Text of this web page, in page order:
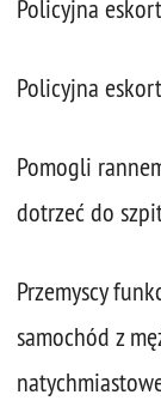
Policyjna
Policyjna
Pomogli
dotrzeć do
Przemyscy
samochód z